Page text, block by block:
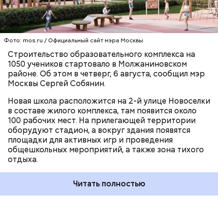
Фото: mos.ru / Официальный сайт мэра Москвы
Строительство образовательного комплекса на
1050 учеников стартовало в Молжаниновском
районе. Об этом в четверг, 6 августа, сообщил мэр
Москвы Сергей Собянин.
Новая школа расположится на 2-й улице Новоселки
в составе жилого комплекса, там появится около
100 рабочих мест. На прилегающей территории
оборудуют стадион, а вокруг здания появятся
площадки для активных игр и проведения
общешкольных мероприятий, а также зона тихого
отдыха.
Читать полностью
СТРОИТЕЛЬСТВО
СЕРГЕЙ СОБЯНИН
ШКОЛЫ
Работы проходят в комплексе, состоящем из
четырех строений. В одном из них разместится
универсальный спортзал с игровым полем для
спортивным единоборствам. Там же расположат
зал сухой гребли и раздевалки для спортсменов. В
По словам тренера по гребле Юлии Ивановой,
возрождение такого легендарного пространства
служит популяризации водных видов спорта.